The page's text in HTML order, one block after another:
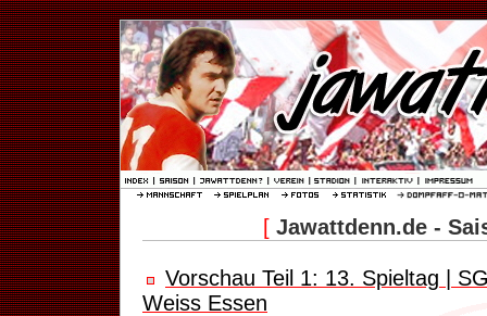
[ Jawattdenn.de -
Vorschau Teil 1: 13. Spieltag |
Weiss Essen